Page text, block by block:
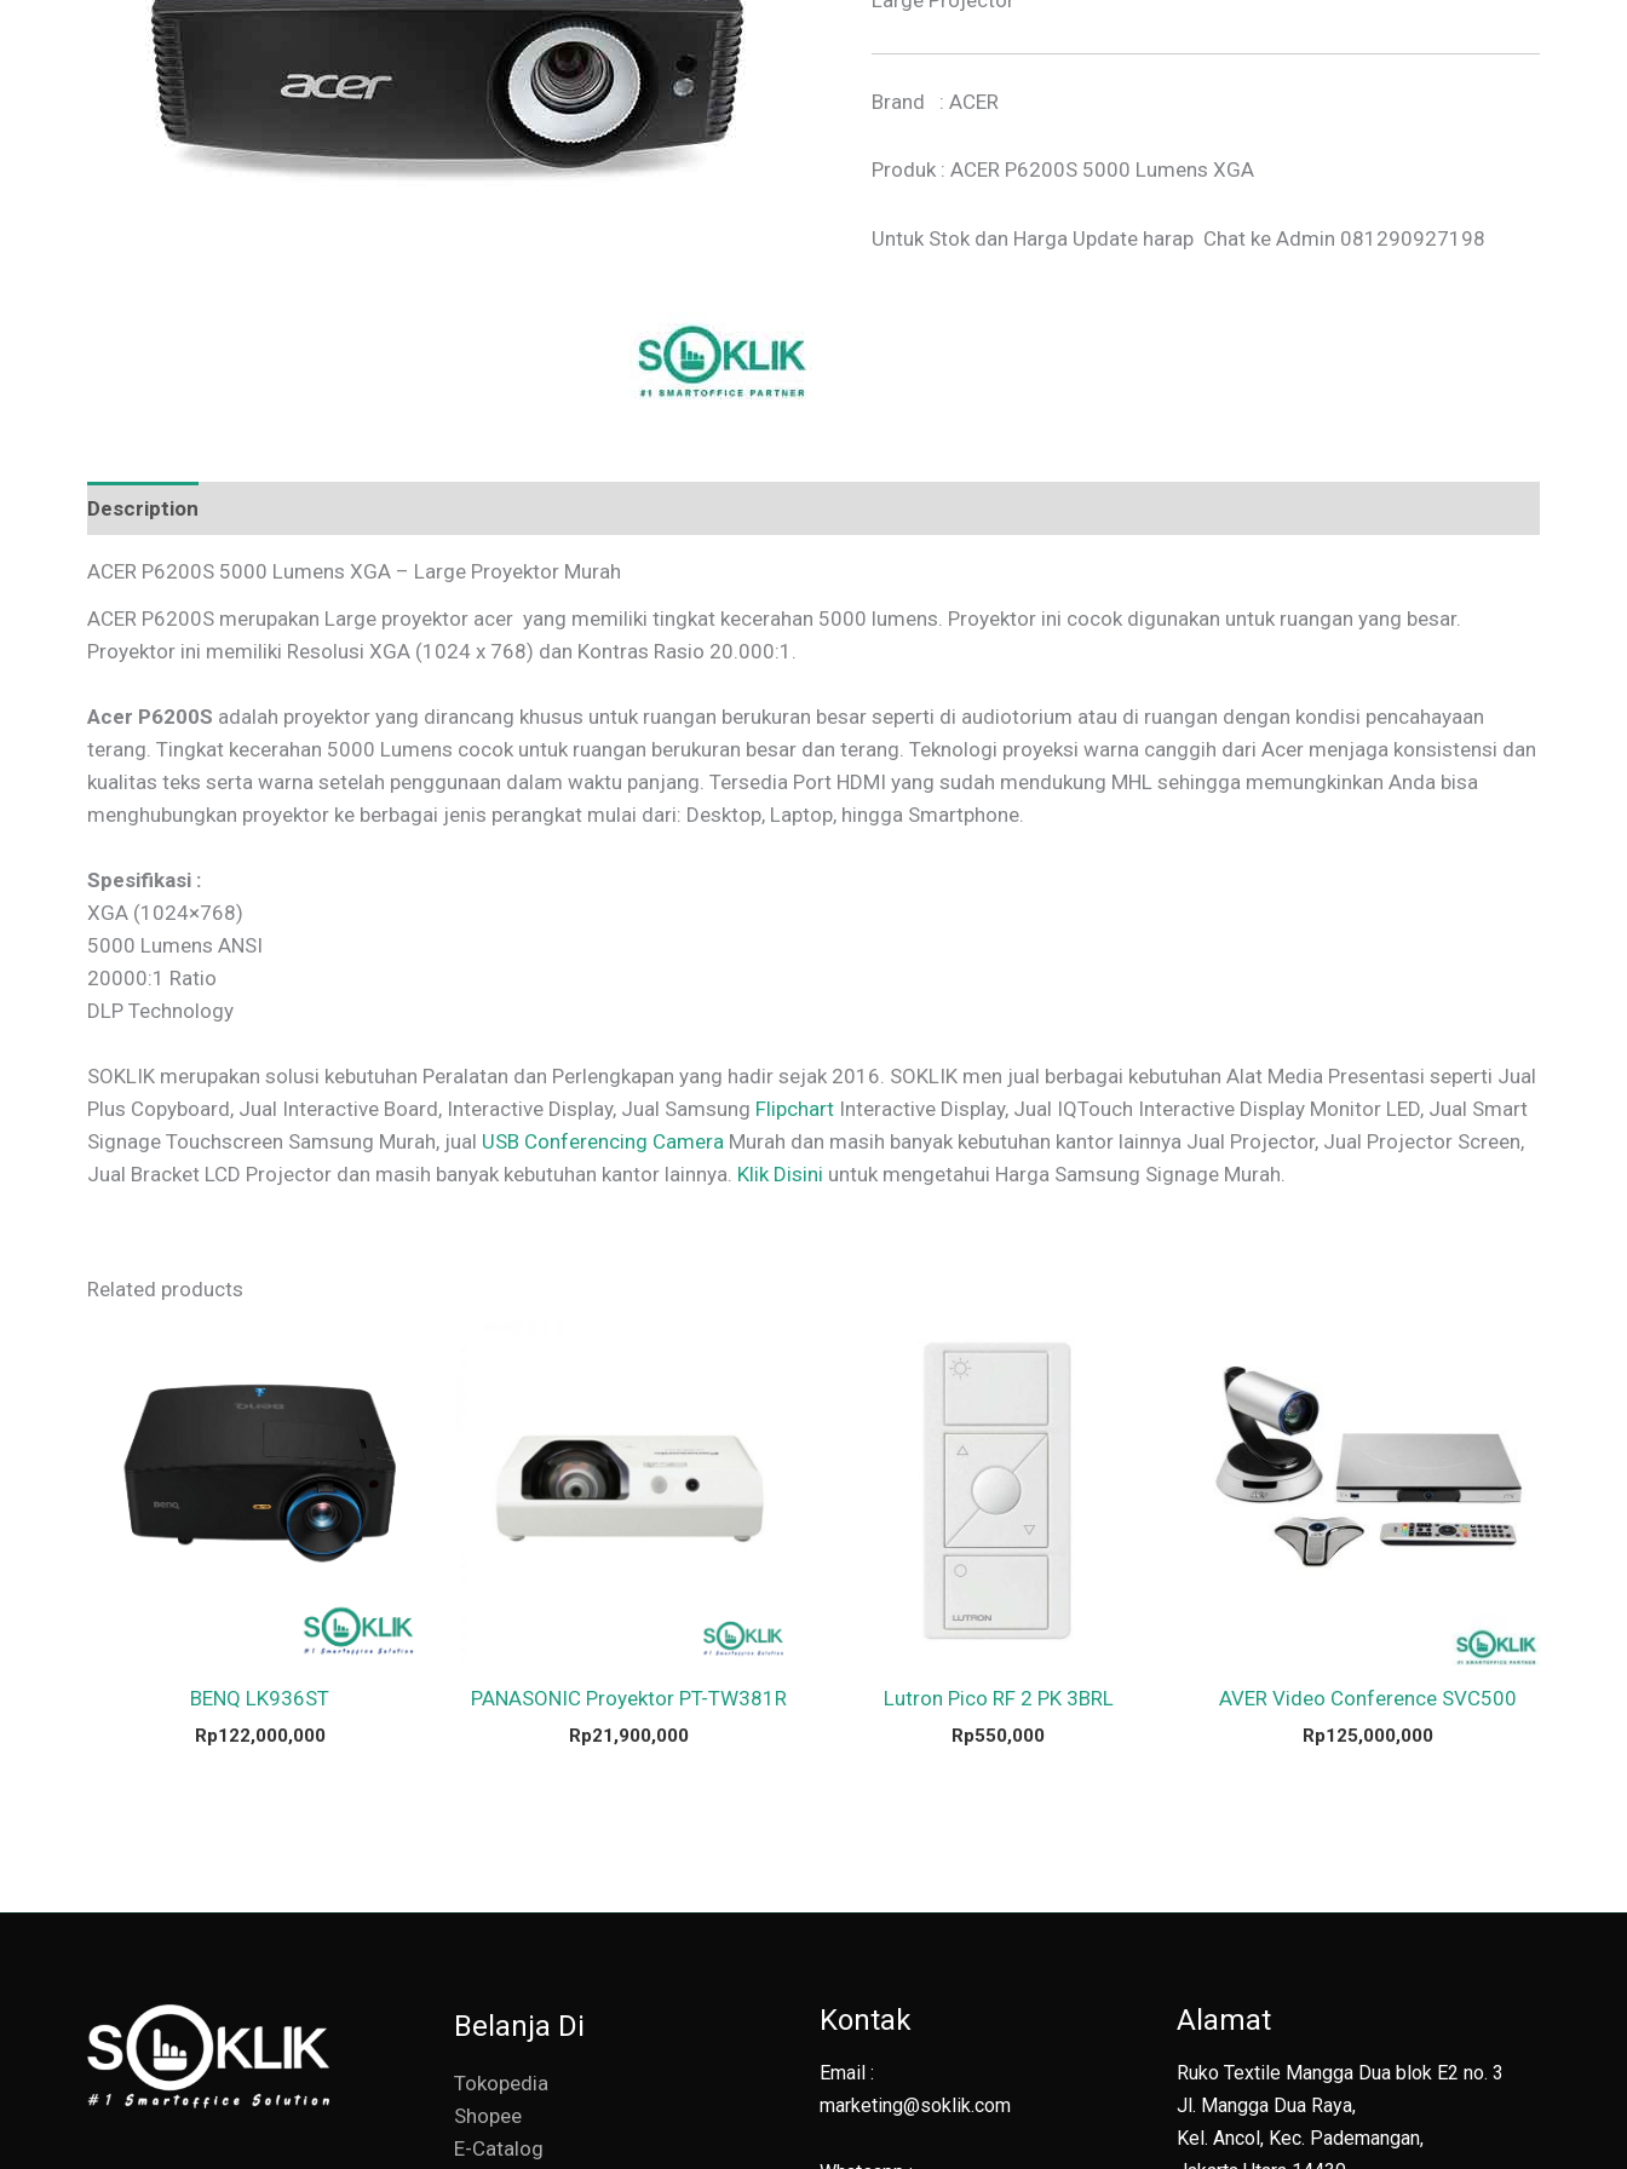
Brand : ACER
Produk : ACER P6200S 5000 Lumens XGA
Untuk Stok dan Harga Update harap Chat ke Admin 081290927198
Description
ACER P6200S 5000 Lumens XGA – Large Proyektor Murah
ACER P6200S merupakan Large proyektor acer yang memiliki tingkat kecerahan 5000 lumens. Proyektor ini cocok digunakan untuk ruangan yang besar.
Proyektor ini memiliki Resolusi XGA (1024 x 768) dan Kontras Rasio 20.000:1.
Acer P6200S adalah proyektor yang dirancang khusus untuk ruangan berukuran besar seperti di audiotorium atau di ruangan dengan kondisi pencahayaan
terang. Tingkat kecerahan 5000 Lumens cocok untuk ruangan berukuran besar dan terang. Teknologi proyeksi warna canggih dari Acer menjaga konsistensi dan
kualitas teks serta warna setelah penggunaan dalam waktu panjang. Tersedia Port HDMI yang sudah mendukung MHL sehingga memungkinkan Anda bisa
menghubungkan proyektor ke berbagai jenis perangkat mulai dari: Desktop, Laptop, hingga Smartphone.
Spesifikasi :
XGA (1024×768)
5000 Lumens ANSI
20000:1 Ratio
DLP Technology
SOKLIK merupakan solusi kebutuhan Peralatan dan Perlengkapan yang hadir sejak 2016. SOKLIK men jual berbagai kebutuhan Alat Media Presentasi seperti Jual
Plus Copyboard, Jual Interactive Board, Interactive Display, Jual Samsung Flipchart Interactive Display, Jual IQTouch Interactive Display Monitor LED, Jual Smart
Signage Touchscreen Samsung Murah, jual USB Conferencing Camera Murah dan masih banyak kebutuhan kantor lainnya Jual Projector, Jual Projector Screen,
Jual Bracket LCD Projector dan masih banyak kebutuhan kantor lainnya. Klik Disini untuk mengetahui Harga Samsung Signage Murah.
Related products
BENQ LK936ST
Rp122,000,000
PANASONIC Proyektor PT-TW381R
Rp21,900,000
Lutron Pico RF 2 PK 3BRL
Rp550,000
AVER Video Conference SVC500
Rp125,000,000
Belanja Di
Tokopedia
Shopee
E-Catalog
Kontak
Email :
marketing@soklik.com
Alamat
Ruko Textile Mangga Dua blok E2 no. 3
Jl. Mangga Dua Raya,
Kel. Ancol, Kec. Pademangan,